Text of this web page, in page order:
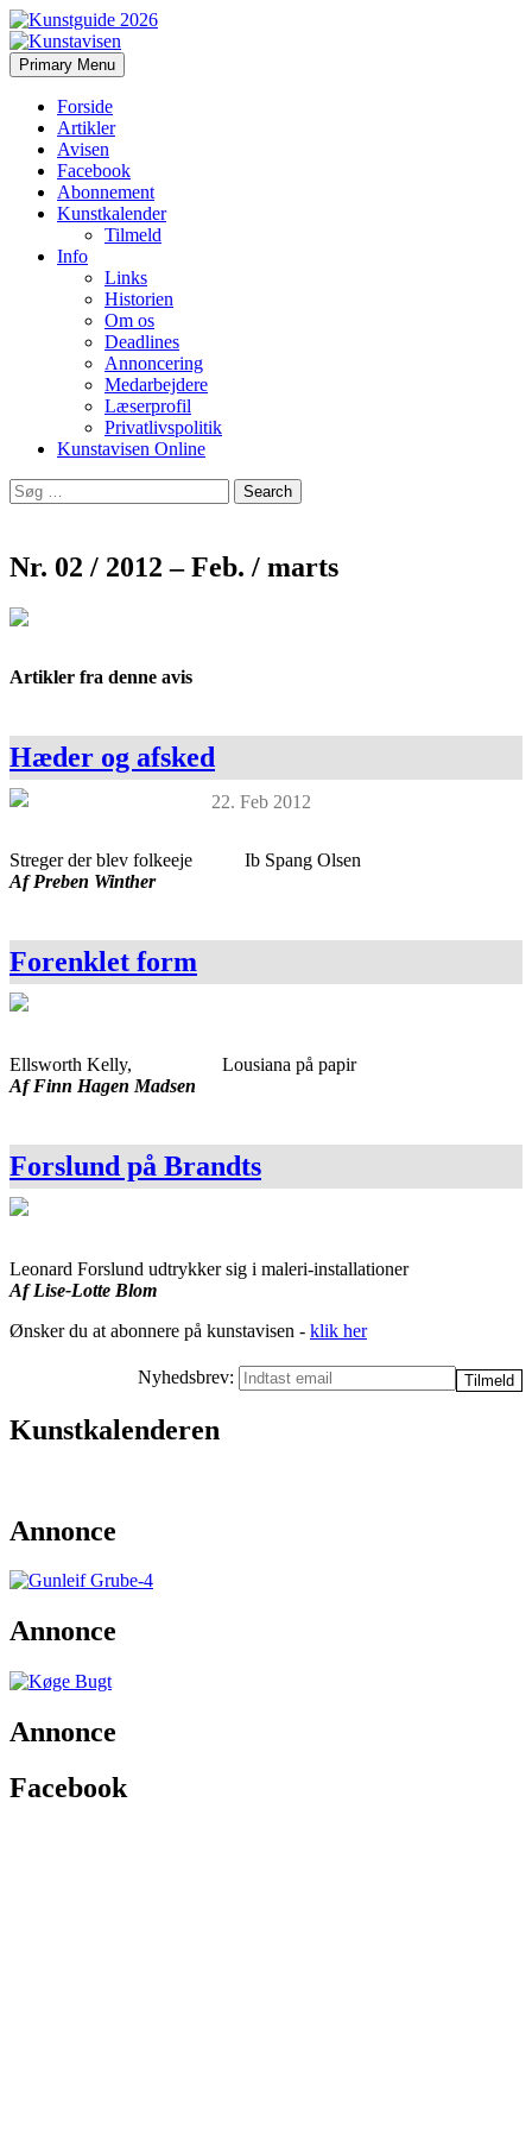
Kunstavisen
Search
Primary Menu Skip
to
Forside
Artikler
Avisen
Facebook
Abonnement
Kunstkalender
Tilmeld
Info
Links
Historien
Om os
Deadlines
Annoncering
Medarbejdere
Læserprofil
Privatlivspolitik
Kunstavisen Online
Search
for:
Nr. 02 / 2012 – Feb. / marts
Artikler fra denne avis
Hæder og afsked
22. Feb 2012
Streger der blev folkeeje Ib Spang Olsen
Af Preben Winther
Forenklet form
Ellsworth Kelly, Lousiana på papir
Af Finn Hagen Madsen
Forslund på Brandts
Leonard Forslund udtrykker sig i maleri-installationer
Af Lise-Lotte Blom
Ønsker du at abonnere på kunstavisen - klik her
Nyhedsbrev:
Kunstkalenderen
Annonce
Annonce
Annonce
Facebook